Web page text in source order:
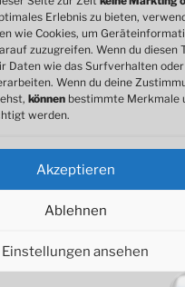
Erlebnis zu bieten,
wie Cookies, um
zuzugreifen. Wenn du diesen
Daten wie das Surfverhalten
Wenn du deine
können bestimmte Merkmale
werden.
Akzeptieren
Ablehnen
Einstellungen ansehen
Neuburg e.V.
Stolz präsentiert von